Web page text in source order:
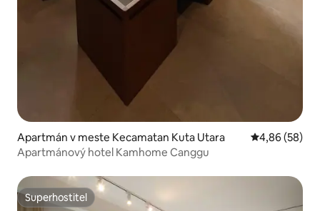
Apartmán v meste Kecamatan Kuta Utara Priemerné
4,86 (58)
Apartmánový hotel Kamhome Canggu
Superhostiteľ
Superhostiteľ